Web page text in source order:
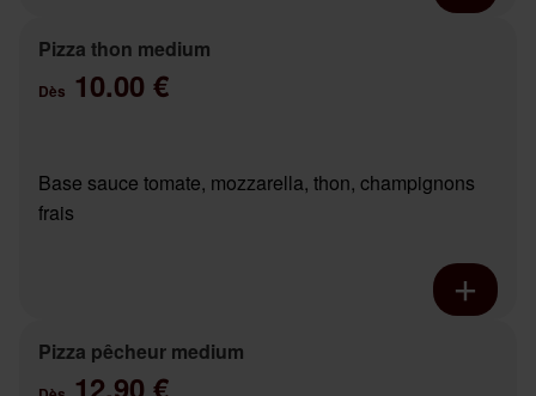
Pizza thon medium
Dès 10.00 €
Base sauce tomate, mozzarella, thon, champignons
frais
Pizza pêcheur medium